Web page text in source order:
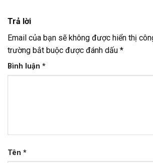
Trả lời
Email của bạn sẽ không được hiển thị
trường bắt buộc được đánh dấu *
Bình luận *
Tên *